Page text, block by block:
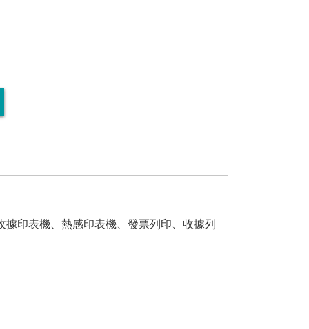
印表機、熱感印表機、發票列印、收據列